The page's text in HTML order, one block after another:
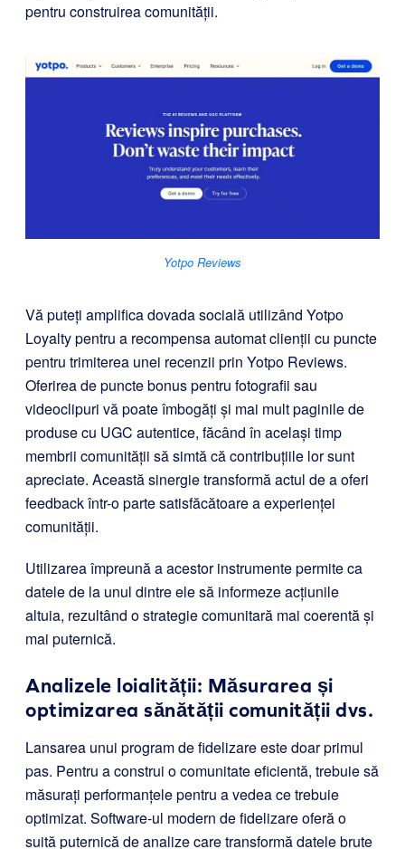
pentru construirea comunității.
Yotpo Reviews
Vă puteți amplifica dovada socială utilizând Yotpo
Loyalty pentru a recompensa automat clienții cu puncte
pentru trimiterea unei recenzii prin Yotpo Reviews.
Oferirea de puncte bonus pentru fotografii sau
videoclipuri vă poate îmbogăți și mai mult paginile de
produse cu UGC autentice, făcând în același timp
membrii comunității să simtă că contribuțiile lor sunt
apreciate. Această sinergie transformă actul de a oferi
feedback într-o parte satisfăcătoare a experienței
comunității.
Utilizarea împreună a acestor instrumente permite ca
datele de la unul dintre ele să informeze acțiunile
altuia, rezultând o strategie comunitară mai coerentă și
mai puternică.
Analizele loialității: Măsurarea și
optimizarea sănătății comunității dvs.
Lansarea unui program de fidelizare este doar primul
pas. Pentru a construi o comunitate eficientă, trebuie să
măsurați performanțele pentru a vedea ce trebuie
optimizat. Software-ul modern de fidelizare oferă o
suită puternică de analize care transformă datele brute